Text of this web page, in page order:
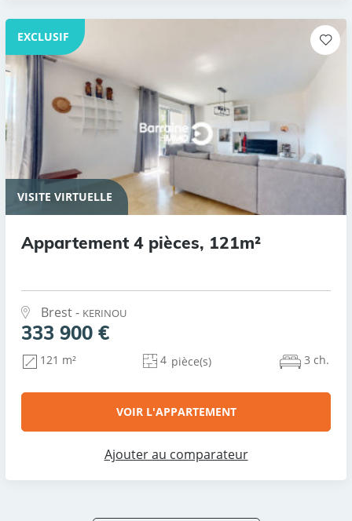
EXCLUSIF
VISITE VIRTUELLE
Appartement 4 pièces, 121m²
Brest - KERINOU
333 900 €
121 m² 4 pièce(s) 3 ch.
VOIR L'APPARTEMENT
Ajouter au comparateur